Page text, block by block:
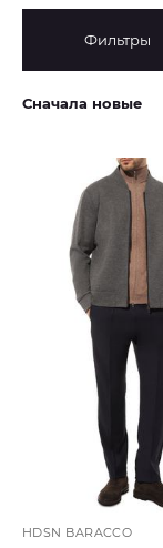
Фильтры
Сначала новые
HDSN BARACCO